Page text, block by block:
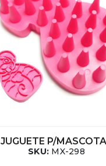
JUGUETE P/
SKU: MX-298